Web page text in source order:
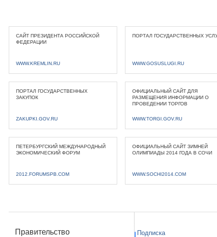
САЙТ ПРЕЗИДЕНТА РОССИЙСКОЙ
ФЕДЕРАЦИИ
WWW.KREMLIN.RU
ПОРТАЛ ГОСУДАРСТВЕННЫХ
WWW.GOSUSLUGI.RU
ПОРТАЛ ГОСУДАРСТВЕННЫХ
ЗАКУПОК
ZAKUPKI.GOV.RU
ОФИЦИАЛЬНЫЙ САЙТ ДЛЯ
РАЗМЕЩЕНИЯ ИНФОРМАЦИИ О
ПРОВЕДЕНИИ ТОРГОВ
WWW.TORGI.GOV.RU
ПЕТЕРБУРГСКИЙ МЕЖДУНАРОДНЫЙ
ЭКОНОМИЧЕСКИЙ ФОРУМ
2012.FORUMSPB.COM
ОФИЦИАЛЬНЫЙ САЙТ ЗИМНЕЙ
ОЛИМПИАДЫ 2014 ГОДА В СОЧИ
WWW.SOCHI2014.COM
Правительство
Подписка